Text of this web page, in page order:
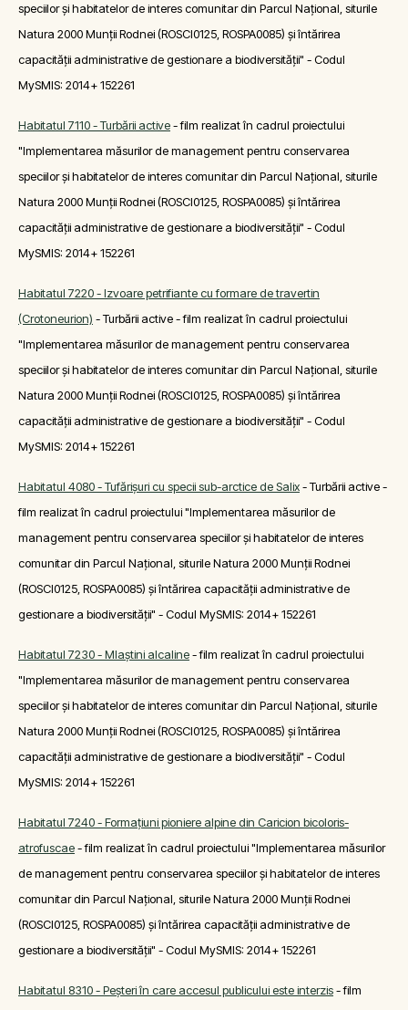
speciilor și habitatelor de interes comunitar din Parcul Național, siturile
Natura 2000 Munții Rodnei (ROSCI0125, ROSPA0085) și întărirea
capacității administrative de gestionare a biodiversității" - Codul
MySMIS: 2014+ 152261
Habitatul 7110 - Turbării active- film realizat în cadrul proiectului
"Implementarea măsurilor de management pentru conservarea
speciilor și habitatelor de interes comunitar din Parcul Național, siturile
Natura 2000 Munții Rodnei (ROSCI0125, ROSPA0085) și întărirea
capacității administrative de gestionare a biodiversității" - Codul
MySMIS: 2014+ 152261
Habitatul 7220 - Izvoare petrifiante cu formare de travertin
(Crotoneurion) - Turbării active - film realizat în cadrul proiectului
"Implementarea măsurilor de management pentru conservarea
speciilor și habitatelor de interes comunitar din Parcul Național, siturile
Natura 2000 Munții Rodnei (ROSCI0125, ROSPA0085) și întărirea
capacității administrative de gestionare a biodiversității" - Codul
MySMIS: 2014+ 152261
Habitatul 4080 - Tufărişuri cu specii sub-arctice de Salix- Turbării active -
film realizat în cadrul proiectului "Implementarea măsurilor de
management pentru conservarea speciilor și habitatelor de interes
comunitar din Parcul Național, siturile Natura 2000 Munții Rodnei
(ROSCI0125, ROSPA0085) și întărirea capacității administrative de
gestionare a biodiversității" - Codul MySMIS: 2014+ 152261
Habitatul 7230 - Mlaştini alcaline- film realizat în cadrul proiectului
"Implementarea măsurilor de management pentru conservarea
speciilor și habitatelor de interes comunitar din Parcul Național, siturile
Natura 2000 Munții Rodnei (ROSCI0125, ROSPA0085) și întărirea
capacității administrative de gestionare a biodiversității" - Codul
MySMIS: 2014+ 152261
Habitatul 7240 - Formaţiuni pioniere alpine din Caricion bicoloris-
atrofuscae- film realizat în cadrul proiectului "Implementarea măsurilor
de management pentru conservarea speciilor și habitatelor de interes
comunitar din Parcul Național, siturile Natura 2000 Munții Rodnei
(ROSCI0125, ROSPA0085) și întărirea capacității administrative de
gestionare a biodiversității" - Codul MySMIS: 2014+ 152261
Habitatul 8310 - Peşteri în care accesul publicului este interzis- film